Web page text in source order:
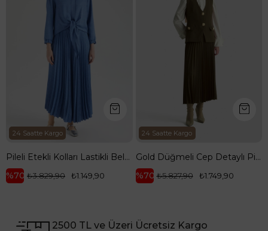
24 Saatte Kargo
Pileli Etekli Kolları Lastikli Belden Kurdele Detaylı Etekli İkili Takım-Mavi 25YT656
%70
₺1.149,90
₺3.829,90
24 Saatte Kargo
Gold Düğmeli Cep Detaylı Pilise Etekli Yelekli İkili Takım-Yağ Yeşili 25KT643
%70
₺1.749,90
₺5.827,90
2500 TL ve Üzeri Ücretsiz Kargo